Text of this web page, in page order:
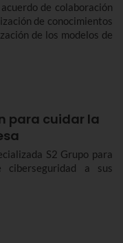
de colaboración
de conocimientos
de los modelos de
para cuidar la
S2 Grupo para
ciberseguridad a sus